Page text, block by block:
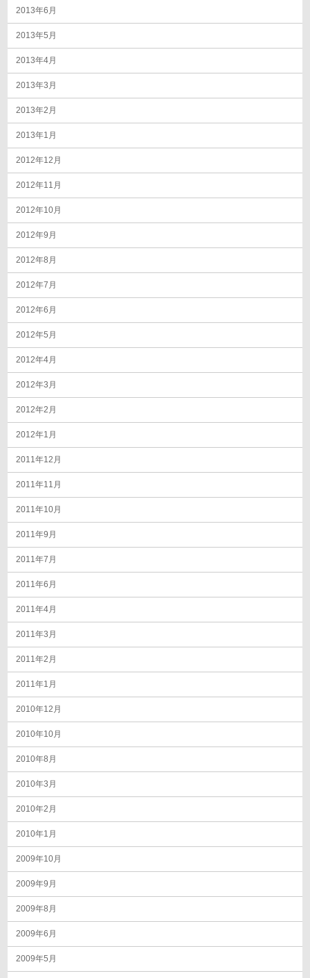
2013年6月
2013年5月
2013年4月
2013年3月
2013年2月
2013年1月
2012年12月
2012年11月
2012年10月
2012年9月
2012年8月
2012年7月
2012年6月
2012年5月
2012年4月
2012年3月
2012年2月
2012年1月
2011年12月
2011年11月
2011年10月
2011年9月
2011年7月
2011年6月
2011年4月
2011年3月
2011年2月
2011年1月
2010年12月
2010年10月
2010年8月
2010年3月
2010年2月
2010年1月
2009年10月
2009年9月
2009年8月
2009年6月
2009年5月